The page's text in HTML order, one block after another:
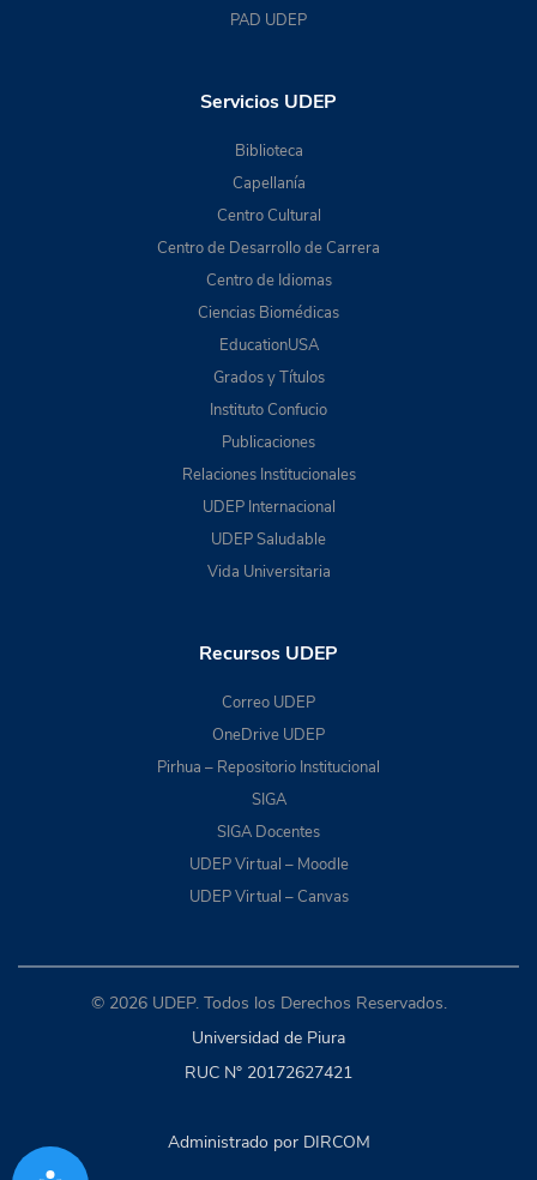
PAD UDEP
Servicios UDEP
Biblioteca
Capellanía
Centro Cultural
Centro de Desarrollo de Carrera
Centro de Idiomas
Ciencias Biomédicas
EducationUSA
Grados y Títulos
Instituto Confucio
Publicaciones
Relaciones Institucionales
UDEP Internacional
UDEP Saludable
Vida Universitaria
Recursos UDEP
Correo UDEP
OneDrive UDEP
Pirhua – Repositorio Institucional
SIGA
SIGA Docentes
UDEP Virtual – Moodle
UDEP Virtual – Canvas
© 2026 UDEP. Todos los Derechos Reservados.
Universidad de Piura
RUC N° 20172627421
Administrado por DIRCOM